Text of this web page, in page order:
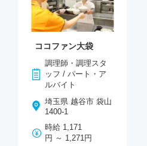
ココファン大袋
調理師・調理スタ
ッフ / パート・ア
ルバイト
埼玉県 越谷市 袋山
1400-1
時給 1,171
円 ～ 1,271円